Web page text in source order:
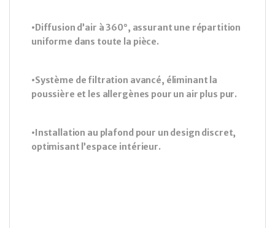
•Diffusion d’air à 360°, assurant une répartition
uniforme dans toute la pièce.
•Système de filtration avancé, éliminant la
poussière et les allergènes pour un air plus pur.
•Installation au plafond pour un design discret,
optimisant l’espace intérieur.